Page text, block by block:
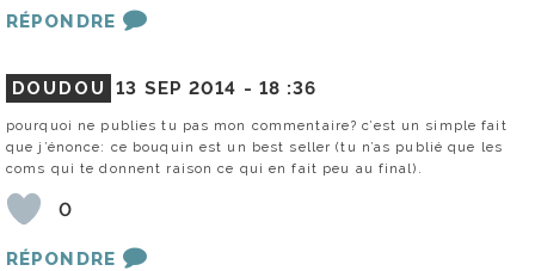
RÉPONDRE
DOUDOU 13 SEP 2014 - 18 :36
pourquoi ne publies tu pas mon commentaire? c’est un simple fait
que j’énonce: ce bouquin est un best seller (tu n’as publié que les
coms qui te donnent raison ce qui en fait peu au final).
0
RÉPONDRE